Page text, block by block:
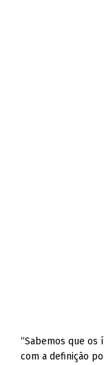
“Sabemos que os
com a definição